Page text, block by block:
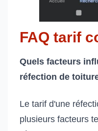
FAQ tarif
Quels facteurs
réfection de
Le tarif d'une
plusieurs facteurs